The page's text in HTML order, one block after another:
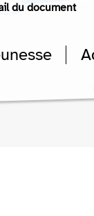
du document